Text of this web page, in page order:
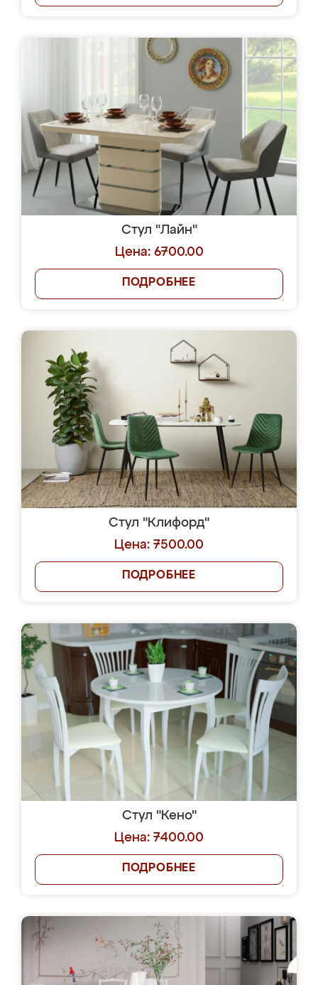
Стул "Лайн"
Цена: 6700.00
ПОДРОБНЕЕ
Стул "Клифорд"
Цена: 7500.00
ПОДРОБНЕЕ
Стул "Кено"
Цена: 7400.00
ПОДРОБНЕЕ